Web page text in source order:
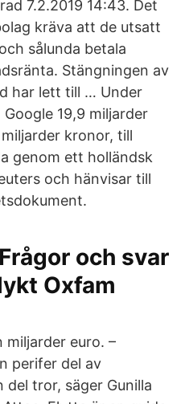
7.2.2019 14:43. Det
kräva att de utsatt
sålunda betala
Stängningen av
har lett till … Under
19,9 miljarder
kronor, till
genom ett holländsk
och hänvisar till
Frågor och svar
Oxfam
miljarder euro. –
perifer del av
tror, säger Gunilla